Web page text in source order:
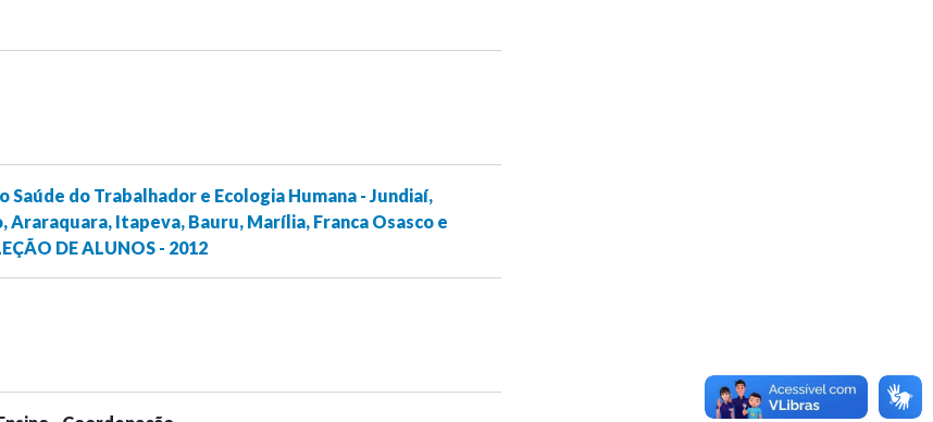
Saúde do Trabalhador e Ecologia Humana - Jundiaí,
Araraquara, Itapeva, Bauru, Marília, Franca Osasco e
DE ALUNOS - 2012